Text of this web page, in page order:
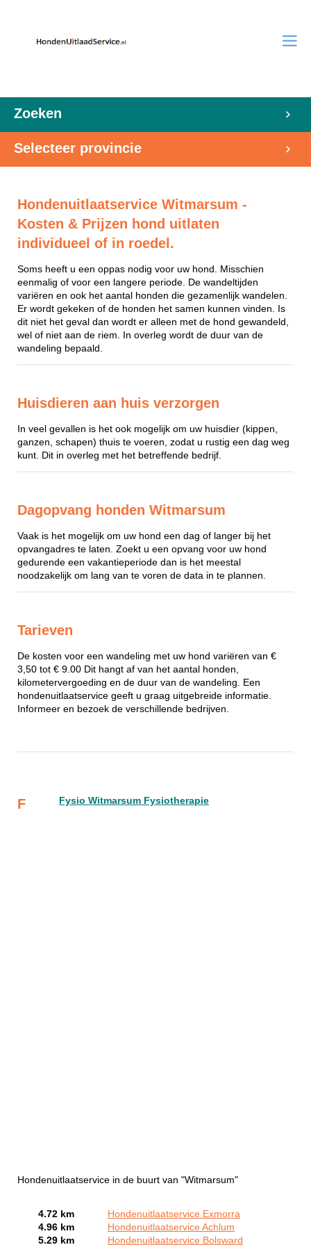
Zoeken
Selecteer provincie
Hondenuitlaatservice Witmarsum -
Kosten & Prijzen hond uitlaten
individueel of in roedel.
Soms heeft u een oppas nodig voor uw hond. Misschien
eenmalig of voor een langere periode. De wandeltijden
variëren en ook het aantal honden die gezamenlijk wandelen.
Er wordt gekeken of de honden het samen kunnen vinden. Is
dit niet het geval dan wordt er alleen met de hond gewandeld,
wel of niet aan de riem. In overleg wordt de duur van de
wandeling bepaald.
Huisdieren aan huis verzorgen
In veel gevallen is het ook mogelijk om uw huisdier (kippen,
ganzen, schapen) thuis te voeren, zodat u rustig een dag weg
kunt. Dit in overleg met het betreffende bedrijf.
Dagopvang honden Witmarsum
Vaak is het mogelijk om uw hond een dag of langer bij het
opvangadres te laten. Zoekt u een opvang voor uw hond
gedurende een vakantieperiode dan is het meestal
noodzakelijk om lang van te voren de data in te plannen.
Tarieven
De kosten voor een wandeling met uw hond variëren van €
3,50 tot € 9.00 Dit hangt af van het aantal honden,
kilometervergoeding en de duur van de wandeling. Een
hondenuitlaatservice geeft u graag uitgebreide informatie.
Informeer en bezoek de verschillende bedrijven.
F Fysio Witmarsum Fysiotherapie
Hondenuitlaatservice in de buurt van "Witmarsum"
4.72 km
Hondenuitlaatservice Exmorra
4.96 km
Hondenuitlaatservice Achlum
5.29 km
Hondenuitlaatservice Bolsward